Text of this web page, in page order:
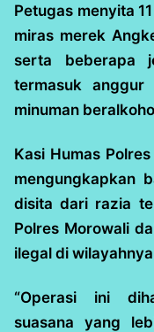
Petugas menyita
miras merek
serta beberapa
termasuk anggur
minuman
Kasi Humas
mengungkapkan
disita dari razia
Polres Morowali
ilegal di
“Operasi ini
suasana yang